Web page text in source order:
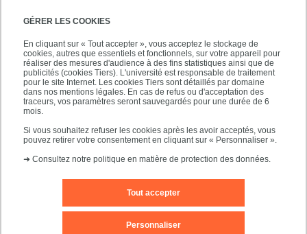
GÉRER LES COOKIES
En cliquant sur « Tout accepter », vous acceptez le stockage de
cookies, autres que essentiels et fonctionnels, sur votre appareil pour
réaliser des mesures d'audience à des fins statistiques ainsi que de
publicités (cookies Tiers). L'université est responsable de traitement
pour le site Internet. Les cookies Tiers sont détaillés par domaine
dans nos mentions légales. En cas de refus ou d'acceptation des
traceurs, vos paramètres seront sauvegardés pour une durée de 6
mois.
Si vous souhaitez refuser les cookies après les avoir acceptés, vous
pouvez retirer votre consentement en cliquant sur « Personnaliser ».
➜ Consultez notre politique en matière de protection des données.
Tout accepter
Personnaliser
Université Paris-Est Créteil
Faculté des lettres, langues et sciences
humaines
61, avenue du Général de Gaulle
94010 Créteil
Editeur du site